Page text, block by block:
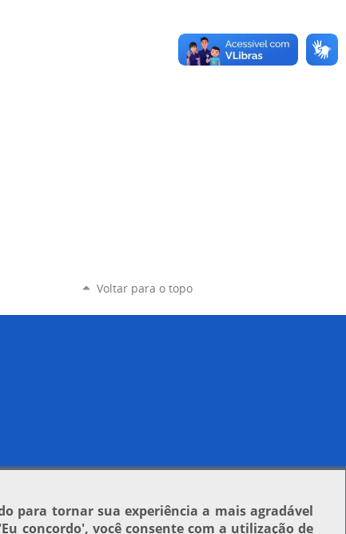
Voltar para o topo
para tornar sua experiência a mais agradável
'Eu concordo', você consente com a utilização de